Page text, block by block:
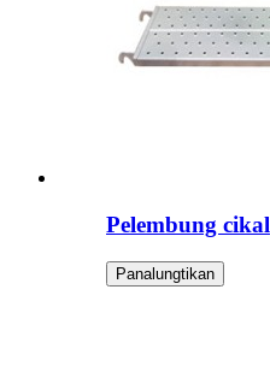
Pelembung cikal
Panalungtikan